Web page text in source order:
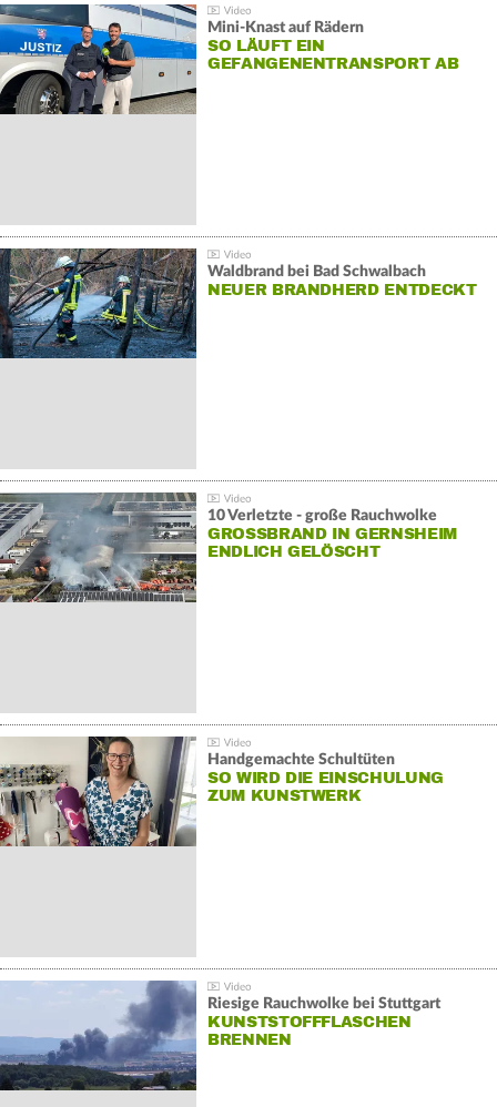
Mini-Knast auf Rädern
SO LÄUFT EIN
GEFANGENENTRANSPORT AB
Waldbrand bei Bad Schwalbach
NEUER BRANDHERD ENTDECKT
10 Verletzte - große Rauchwolke
GROSSBRAND IN GERNSHEIM E
NDLICH GELÖSCHT
Handgemachte Schultüten
SO WIRD DIE EINSCHULUNG
ZUM KUNSTWERK
Riesige Rauchwolke bei Stuttgart
KUNSTSTOFFFLASCHEN
BRENNEN